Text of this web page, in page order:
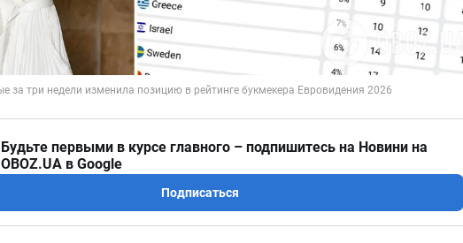
Будьте первыми в курсе главного – подпишитесь на Новини на
OBOZ.UA в Google
Подписаться